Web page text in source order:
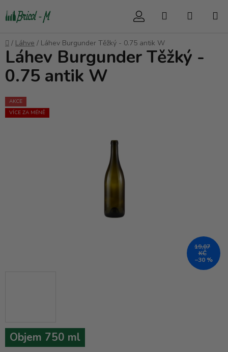
na
Hledat
Domů
/ Láhve / Láhev Burgunder Těžký - 0.75 antik W
Objem 750 ml
Láhev Burgunder Těžký -
0.75 antik W
AKCE
VÍCE ZA MÉNĚ
19,07
KČ
–30 %